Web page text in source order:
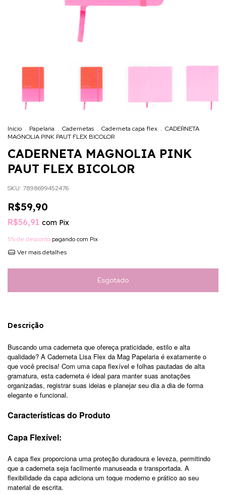
Início . Papelaria . Cadernetas . Caderneta capa flex . CADERNETA
MAGNOLIA PINK PAUT FLEX BICOLOR
CADERNETA MAGNOLIA PINK
PAUT FLEX BICOLOR
SKU: 7898699452476
R$59,90
R$56,91 com Pix
5% de desconto pagando com Pix
Ver mais detalhes
Descrição
Buscando uma caderneta que ofereça praticidade, estilo e alta
qualidade? A Caderneta Lisa Flex da Mag Papelaria é exatamente o
que você precisa! Com uma capa flexível e folhas pautadas de alta
gramatura, esta caderneta é ideal para manter suas anotações
organizadas, registrar suas ideias e planejar seu dia a dia de forma
elegante e funcional.
Características do Produto
Capa Flexível:
A capa flex proporciona uma proteção duradoura e leveza, permitindo
que a caderneta seja facilmente manuseada e transportada. A
flexibilidade da capa adiciona um toque moderno e prático ao seu
material de escrita.